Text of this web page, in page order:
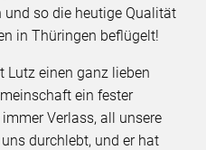
so die heutige Qualität
in Thüringen beflügelt!
Lutz einen ganz lieben
ein fester
Verlass, all unsere
durchlebt, und er hat